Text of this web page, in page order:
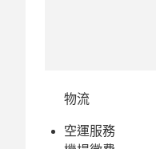
物流
空運服務